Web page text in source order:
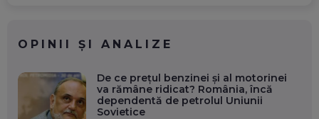
OPINII ȘI ANALIZE
De ce prețul benzinei și al motorinei
va rămâne ridicat? România, încă
dependentă de petrolul Uniunii
Sovietice